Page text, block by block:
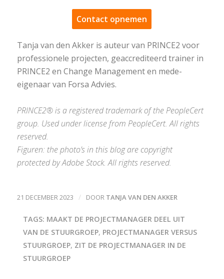
Contact opnemen
Tanja van den Akker is auteur van PRINCE2 voor
professionele projecten, geaccrediteerd trainer in
PRINCE2 en Change Management en mede-
eigenaar van Forsa Advies.
PRINCE2® is a registered trademark of the PeopleCert
group. Used under license from PeopleCert. All rights
reserved.
Figuren: the photo’s in this blog are copyright
protected by Adobe Stock. All rights reserved.
21 DECEMBER 2023 / DOOR TANJA VAN DEN AKKER
TAGS: MAAKT DE PROJECTMANAGER DEEL UIT
VAN DE STUURGROEP, PROJECTMANAGER VERSUS
STUURGROEP, ZIT DE PROJECTMANAGER IN DE
STUURGROEP